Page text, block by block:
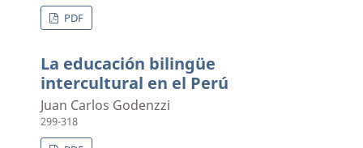
PDF
La educación bilingüe
intercultural en el Perú
Juan Carlos Godenzzi
299-318